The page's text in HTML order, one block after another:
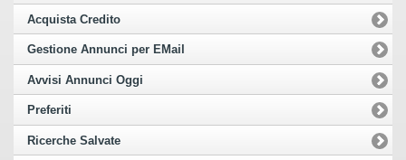
Acquista Credito
Gestione Annunci per EMail
Avvisi Annunci Oggi
Preferiti
Ricerche Salvate